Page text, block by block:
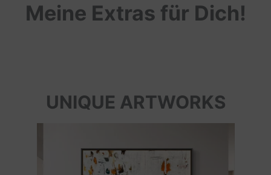
Meine Extras für Dich!
UNIQUE ARTWORKS